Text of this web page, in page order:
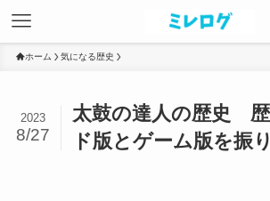
ホーム 気になる歴史
太鼓の達人の歴史
ド版とゲーム版を振
2023
8/27